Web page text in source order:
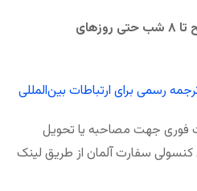
تا ۸ شب حتی روزهای
رسمی برای ارتباطات بین‌المللی
فوری جهت مصاحبه یا تحویل
سفارت آلمان از طریق لینک